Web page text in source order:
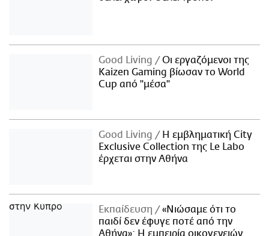
Good Living
Οι εργαζόμενοι της
Kaizen Gaming βίωσαν το World
Cup από "μέσα"
Good Living
Η εμβληματική City
Exclusive Collection της Le Labo
έρχεται στην Αθήνα
Εκπαίδευση
«Νιώσαμε ότι το
παιδί δεν έφυγε ποτέ από την
Αθήνα»: Η εμπειρία οικογενειών